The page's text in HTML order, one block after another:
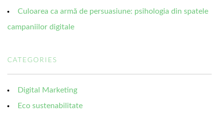
Culoarea ca armă de persuasiune: psihologia din spatele
campaniilor digitale
CATEGORIES
Digital Marketing
Eco sustenabilitate